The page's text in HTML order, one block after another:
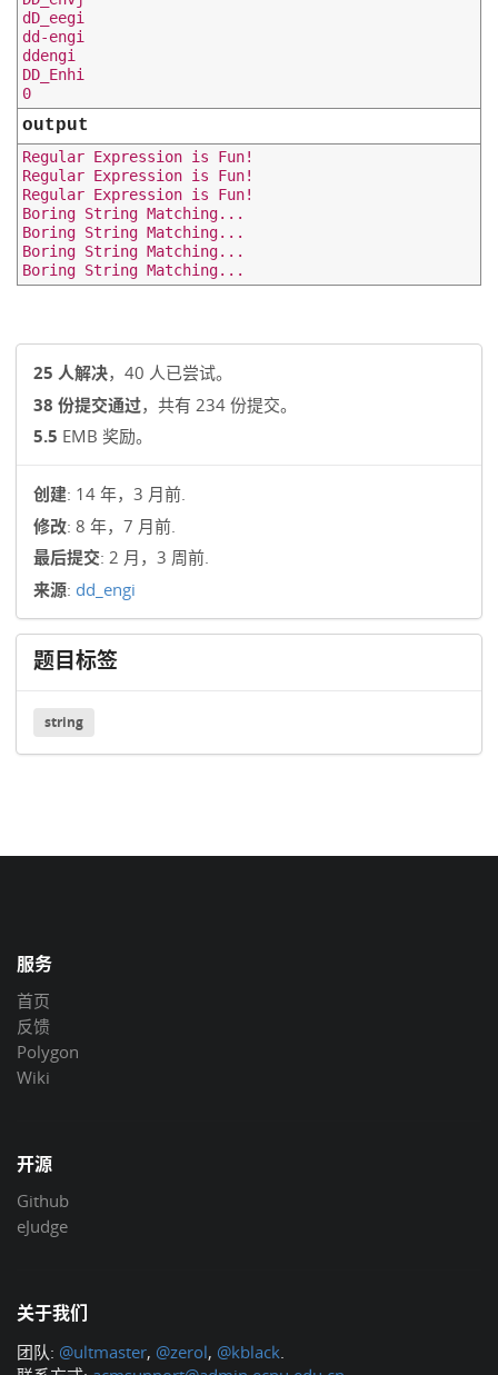
dD_eegi
dd-engi
ddengi
DD_Enhi
0
output
Regular Expression is Fun!
Regular Expression is Fun!
Regular Expression is Fun!
Boring String Matching...
Boring String Matching...
Boring String Matching...
25 人解决，40 人已尝试。
38 份提交通过，共有 234 份提交。
5.5 EMB 奖励。
创建: 14 年，3 月前.
修改: 8 年，7 月前.
最后提交: 2 月，3 周前.
来源: dd_engi
题目标签
string
服务
首页
反馈
Polygon
Wiki
开源
Github
eJudge
关于我们
团队: @ultmaster, @zerol, @kblack